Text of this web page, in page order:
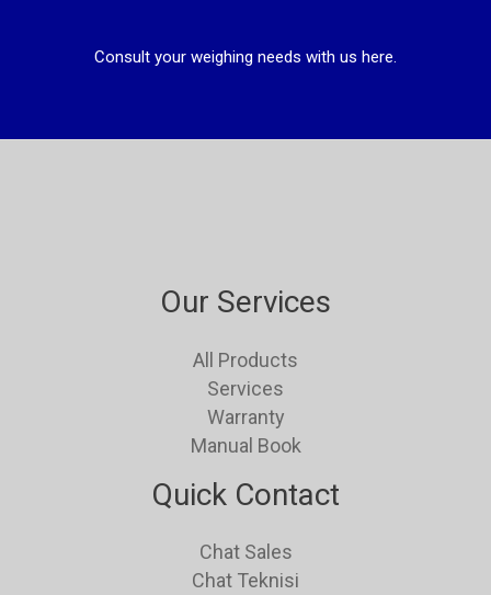
Consult your weighing needs with us here.
Our Services
All Products
Services
Warranty
Manual Book
Quick Contact
Chat Sales
Chat Teknisi